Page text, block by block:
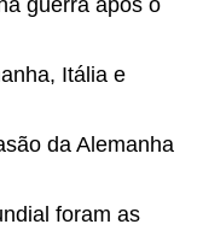
guerra após o
Itália e
da Alemanha
foram as